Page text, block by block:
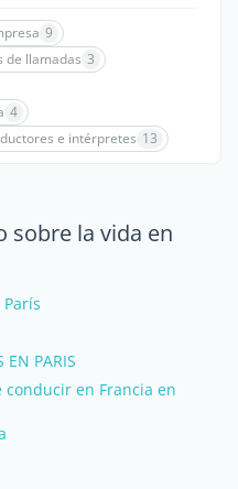
9
de llamadas 3
4
e intérpretes 13
sobre la vida en
EN PARIS
en Francia en